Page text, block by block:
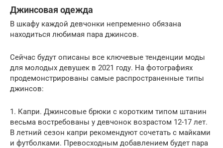
Джинсовая одежда
В шкафу каждой девчонки непременно обязана
находиться любимая пара джинсов.
Сейчас будут описаны все ключевые тенденции моды
для молодых девушек в 2021 году. На фотографиях
продемонстрированы самые распространенные типы
джинсов:
1. Капри. Джинсовые брюки с коротким типом штанин
весьма востребованы у девчонок возрастом 12-17 лет.
В летний сезон капри рекомендуют сочетать с майками
и футболками. Превосходным добавлением будет пара